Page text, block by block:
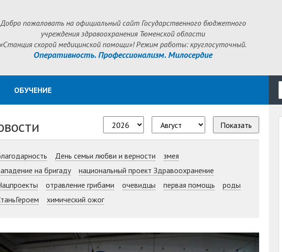
Добро пожаловать на официальный сайт Государственного бюджетного
учреждения здравоохранения Тюменской области
«Станция скорой медицинской помощи»! Режим работы: круглосуточный.
Оперативность. Профессионализм. Милосердие
ОБУЧЕНИЕ
Показать
День семьи любви и верности
змея
на бригаду
национальный проект Здравоохранение
отравление грибами очевидцы первая помощь
роды
химический ожог